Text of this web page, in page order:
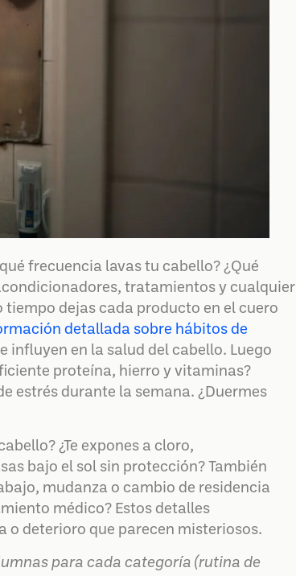
frecuencia lavas tu cabello? ¿Qué
tratamientos y cualquier
dejas cada producto en el cuero
detallada sobre hábitos de
influyen en la salud del cabello. Luego
proteína, hierro y vitaminas?
estrés durante la semana. ¿Duermes
¿Te expones a cloro,
bajo el sol sin protección? También
mudanza o cambio de residencia
médico? Estos detalles
o deterioro que parecen misteriosos.
para cada categoría (rutina de